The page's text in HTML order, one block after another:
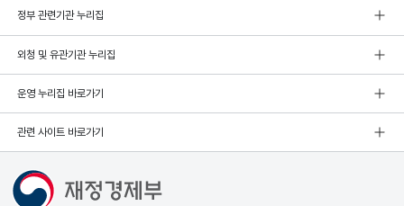
정부 관련기관 누리집
외청 및 유관기관 누리집
운영 누리집 바로가기
관련 사이트 바로가기